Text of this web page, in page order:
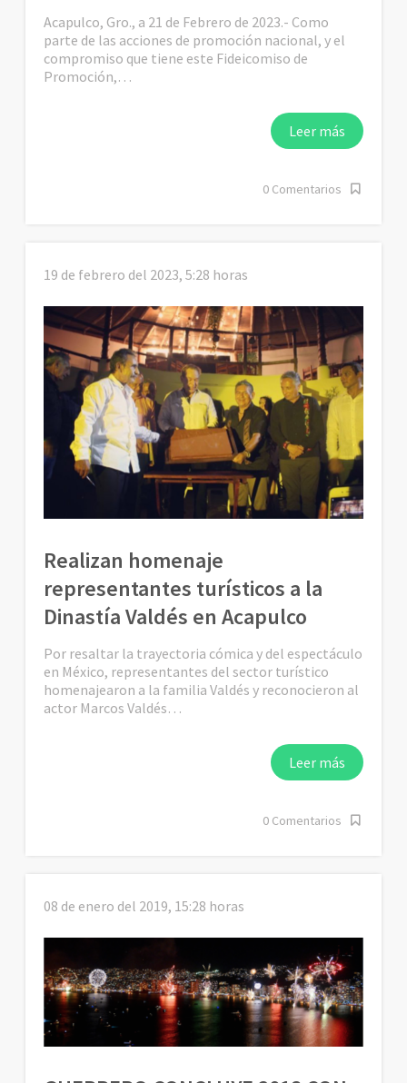
Acapulco, Gro., a 21 de Febrero de 2023.- Como
parte de las acciones de promoción nacional, y el
compromiso que tiene este Fideicomiso de
Promoción,…
Leer más
0 Comentarios
19 de febrero del 2023, 5:28 horas
Realizan homenaje
representantes turísticos a la
Dinastía Valdés en Acapulco
Por resaltar la trayectoria cómica y del espectáculo
en México, representantes del sector turístico
homenajearon a la familia Valdés y reconocieron al
actor Marcos Valdés…
Leer más
0 Comentarios
08 de enero del 2019, 15:28 horas